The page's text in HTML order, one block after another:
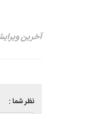
آخرین ویرایش ۲۱
نظر شما :